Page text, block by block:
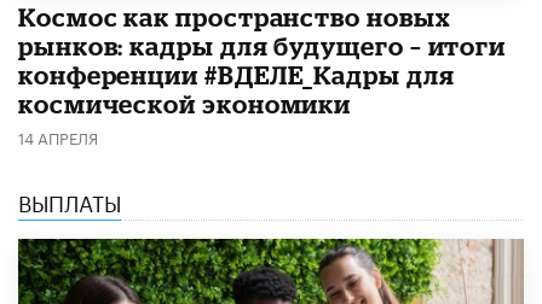
Космос как пространство новых
рынков: кадры для будущего – итоги
конференции #ВДЕЛЕ_Кадры для
космической экономики
14 АПРЕЛЯ
ВЫПЛАТЫ